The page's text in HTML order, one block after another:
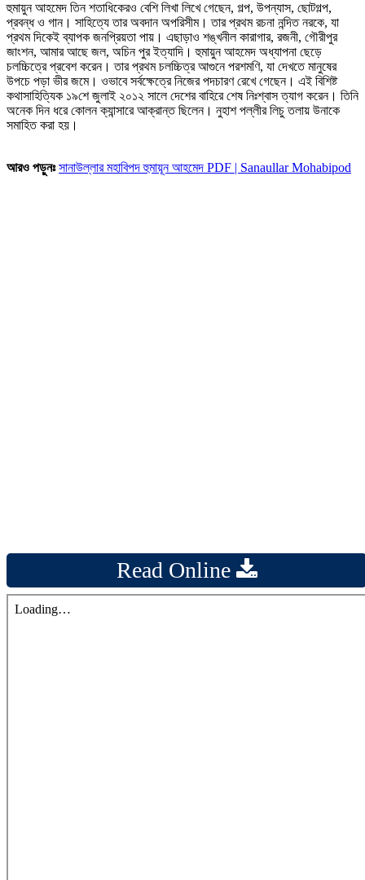
হুমায়ুন আহমেদ তিন শতাধিকেরও বেশি লিখা লিখে গেছেন, গল্প, উপন্যাস, ছোটগল্প,
প্রবন্ধ ও গান। সাহিত্যে তার অবদান অপরিসীম। তার প্রথম রচনা নন্দিত নরকে, যা
প্রথম দিকেই ব্যাপক জনপ্রিয়তা পায়। এছাড়াও শঙ্খনীল কারাগার, রজনী, গৌরীপুর
জাংশন, আমার আছে জল, অচিন পুর ইত্যাদি। হুমায়ুন আহমেদ অধ্যাপনা ছেড়ে
চলচ্চিত্রে প্রবেশ করেন। তার প্রথম চলচ্চিত্র আগুনে পরশমণি, যা দেখতে মানুষের
উপচে পড়া ভীর জমে। ওভাবে সর্বক্ষেত্রে নিজের পদচারণ রেখে গেছেন। এই বিশিষ্ট
কথাসাহিত্যিক ১৯শে জুলাই ২০১২ সালে দেশের বাহিরে শেষ নিঃশ্বাস ত্যাগ করেন। তিনি
অনেক দিন ধরে কোলন ক্যান্সারে আক্রান্ত ছিলেন। নুহাশ পল্লীর লিচু তলায় উনাকে
সমাহিত করা হয়।
আরও পড়ুনঃসানাউল্লার মহাবিপদ হুমায়ূন আহমেদ PDF | Sanaullar Mohabipod
Read Online